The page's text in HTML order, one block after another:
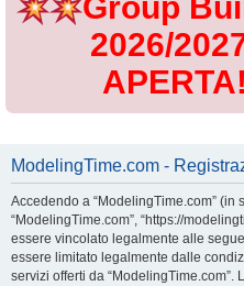
2026/
APERTA!
ModelingTime.com -
Accedendo a “ModelingTime.com” (in
“ModelingTime.com”, “https://
essere vincolato legalmente alle
essere limitato legalmente dalle
servizi offerti da “ModelingTime.com”.